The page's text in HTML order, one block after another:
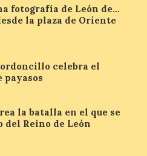
el Diario de
para
Aller Aller
usos
la
del
y
fotografía de León de…
la plaza de Oriente
celebra el
payasos
la batalla en el que se
Reino de León